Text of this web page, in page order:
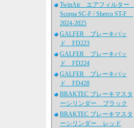
TwinAir エアフィルター
Scorpa SC-F / Sherco ST-F
2024-2025
GALFER ブレーキパッ
ド FD223
GALFER ブレーキパッ
ド FD224
GALFER ブレーキパッ
ド FD428
BRAKTEC ブレーキマスタ
ーシリンダー ブラック
BRAKTEC ブレーキマスタ
ーシリンダー レッド